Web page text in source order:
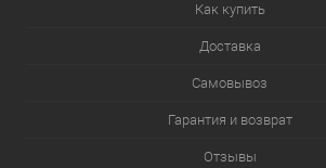
Как купить
Доставка
Самовывоз
Гарантия и возврат
Отзывы